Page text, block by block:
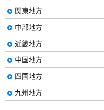
関東地方
中部地方
近畿地方
中国地方
四国地方
九州地方